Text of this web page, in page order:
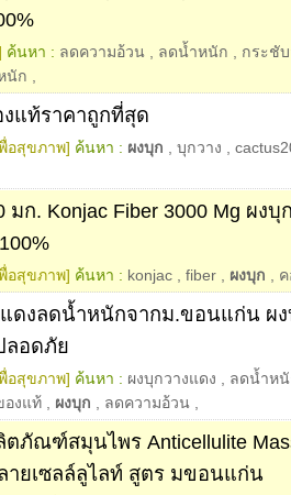
ค้นหา : ลดความอ้วน ลดน้ำหนัก
กระชั
นัก
แท้ราคาถูกที่สุด
อสุขภาพ] ค้นหา : ผงบุก บุกวาง
มก. Konjac Fiber 3000 Mg ผงบุ
อสุขภาพ] ค้นหา : konjac fiber ผงบุก
แดงลดน้ำหนักจากม.ขอนแก่น ผ
ลอดภัย
อสุขภาพ] ค้นหา : ผงบุกวางแดง
ลดน้ำห
งแท้
ผงบุก ลดความอ้วน
ภัณฑ์สมุนไพร Anticellulite
ายเซลล์ลูไลท์ สูตร มขอนแก่น